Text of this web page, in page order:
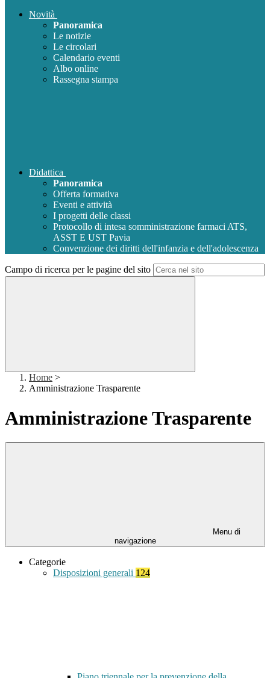
Novità
Panoramica
Le notizie
Le circolari
Calendario eventi
Albo online
Rassegna stampa
Didattica
Panoramica
Offerta formativa
Eventi e attività
I progetti delle classi
Protocollo di intesa somministrazione farmaci ATS,
ASST E UST Pavia
Convenzione dei diritti dell'infanzia e dell'adolescenza
Campo di ricerca per le pagine del sito
Home >
Amministrazione Trasparente
Amministrazione Trasparente
Menu di
navigazione
Categorie
Disposizioni generali 124